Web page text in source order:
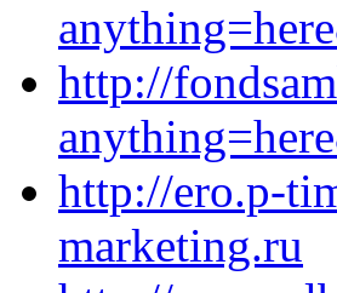
http://
http://ero.p-
marketing.ru